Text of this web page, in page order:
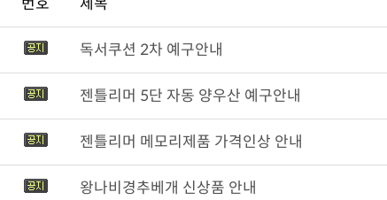
번호 제목
독서쿠션 2차 예구안내
젠틀리머 5단 자동 양우산 예구안내
젠틀리머 메모리제품 가격인상 안내
왕나비경추베개 신상품 안내